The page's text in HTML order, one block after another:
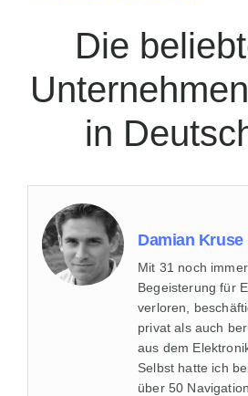
Die beliebtesten
in
Damian Kruse
Mit 31 noch
Begeisterung für
verloren,
privat als auch
aus dem
Selbst hatte ich
über 50